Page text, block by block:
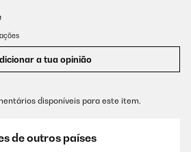
a tua opinião
disponíveis para este item.
de outros países